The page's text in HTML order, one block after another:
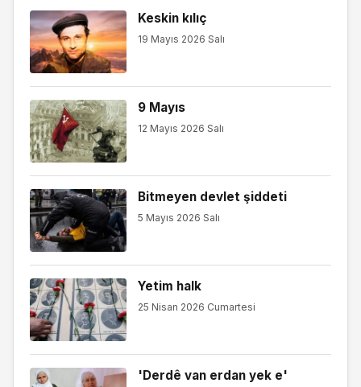
Keskin kılıç
19 Mayıs 2026 Salı
9 Mayıs
12 Mayıs 2026 Salı
Bitmeyen devlet şiddeti
5 Mayıs 2026 Salı
Yetim halk
25 Nisan 2026 Cumartesi
'Derdê van erdan yek e'